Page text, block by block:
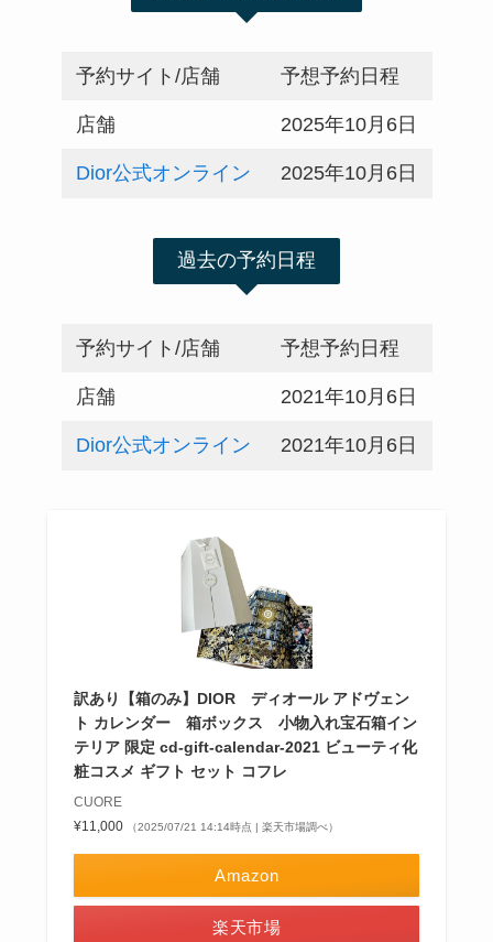
予約サイト/店舗 予想予約日程
店舗 2025年10月6日
Dior公式オンライン 2025年10月6日
過去の予約日程
予約サイト/店舗 予想予約日程
店舗 2021年10月6日
Dior公式オンライン 2021年10月6日
訳あり【箱のみ】DIOR ディオール アドヴェン
ト カレンダー 箱ボックス 小物入れ宝石箱イン
テリア 限定 cd-gift-calendar-2021 ビューティ化
粧コスメ ギフト セット コフレ
CUORE
¥11,000
（2025/07/21 14:14時点 | 楽天市場調べ）
Amazon
楽天市場